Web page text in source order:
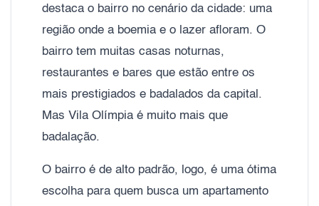
destaca o bairro no cenário da cidade: uma
região onde a boemia e o lazer afloram. O
bairro tem muitas casas noturnas,
restaurantes e bares que estão entre os
mais prestigiados e badalados da capital.
Mas Vila Olímpia é muito mais que
badalação.
O bairro é de alto padrão, logo, é uma ótima
escolha para quem busca um apartamento